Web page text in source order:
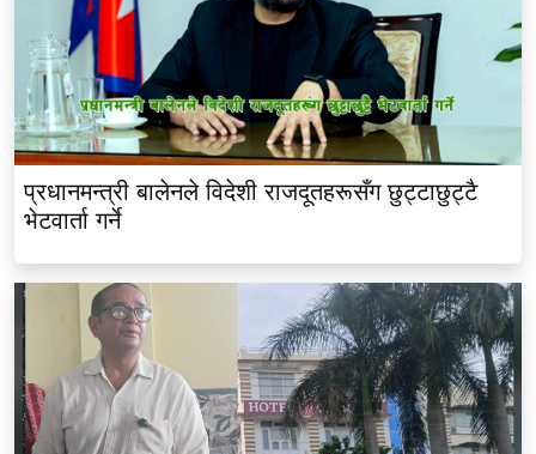
प्रधानमन्त्री बालेनले विदेशी राजदूतहरूसँग छुट्टाछुट्टै
भेटवार्ता गर्ने